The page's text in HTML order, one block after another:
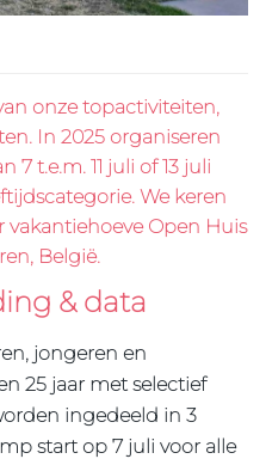
onze topactiviteiten,
In 2025 organiseren
7 t.e.m. 11 juli of 13 juli
We keren
vakantiehoeve Open Huis
België.
& data
jongeren en
25 jaar met selectief
ingedeeld in 3
start op 7 juli voor alle